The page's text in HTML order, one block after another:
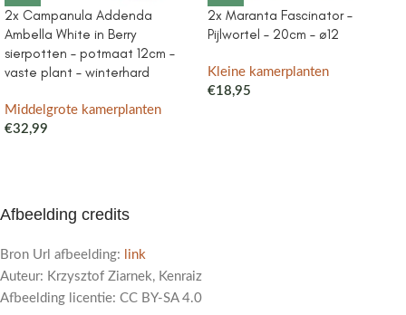
2x Campanula Addenda
Ambella White in Berry
sierpotten – potmaat 12cm –
vaste plant – winterhard
Middelgrote kamerplanten
€32,99
2x Maranta Fascinator –
Pijlwortel – 20cm – ø12
Kleine kamerplanten
€18,95
Afbeelding credits
Bron Url afbeelding:
link
Auteur: Krzysztof Ziarnek, Kenraiz
Afbeelding licentie: CC BY-SA 4.0